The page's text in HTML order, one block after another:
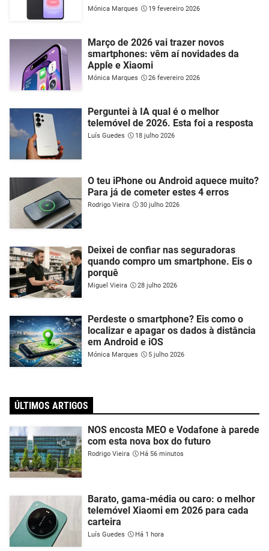
Mónica Marques 19 fevereiro 2026
Março de 2026 vai trazer novos
smartphones: vêm aí novidades da
Apple e Xiaomi
Mónica Marques 26 fevereiro 2026
Perguntei à IA qual é o melhor
telemóvel de 2026. Esta foi a resposta
Luís Guedes 18 julho 2026
O teu iPhone ou Android aquece muito?
Para já de cometer estes 4 erros
Rodrigo Vieira 30 julho 2026
Deixei de confiar nas seguradoras
quando compro um smartphone. Eis o
porquê
Miguel Vieira 28 julho 2026
Perdeste o smartphone? Eis como o
localizar e apagar os dados à distância
em Android e iOS
Mónica Marques 5 julho 2026
ÚLTIMOS ARTIGOS
NOS encosta MEO e Vodafone à parede
com esta nova box do futuro
Rodrigo Vieira Há 56 minutos
Barato, gama-média ou caro: o melhor
telemóvel Xiaomi em 2026 para cada
carteira
Luís Guedes Há 1 hora